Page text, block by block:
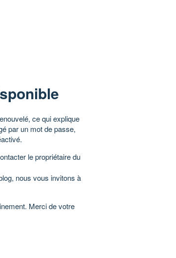
ce qui explique
par un mot de passe,
le propriétaire du
nous vous invitons à
Merci de votre